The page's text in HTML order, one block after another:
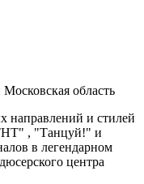
область
направлений и стилей
, "Танцуй!" и
в легендарном
центра